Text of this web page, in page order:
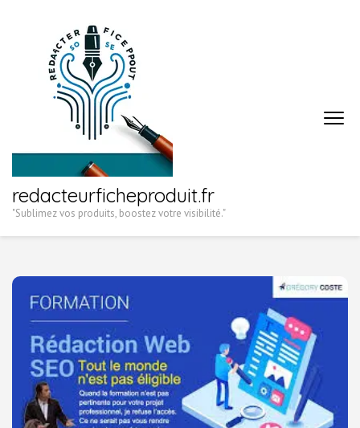
redacteurficheproduit.fr
"Sublimez vos produits, boostez votre visibilité."